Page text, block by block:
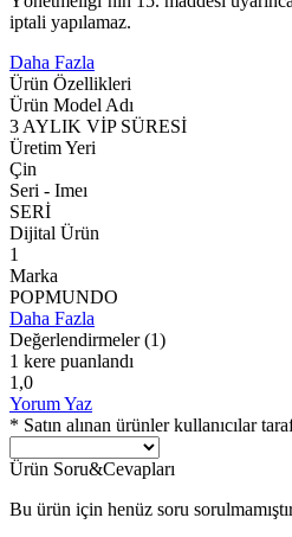
iptali yapılamaz.
Daha Fazla
Ürün Özellikleri
Ürün Model Adı
3 AYLIK VİP SÜRESİ
Üretim Yeri
Çin
Seri - Imeı
SERİ
Dijital Ürün
1
Marka
POPMUNDO
Daha Fazla
Değerlendirmeler (1)
1 kere puanlandı
1,0
Yorum Yaz
* Satın alınan ürünler kullanıcılar
Ürün Soru&Cevapları
Bu ürün için henüz soru